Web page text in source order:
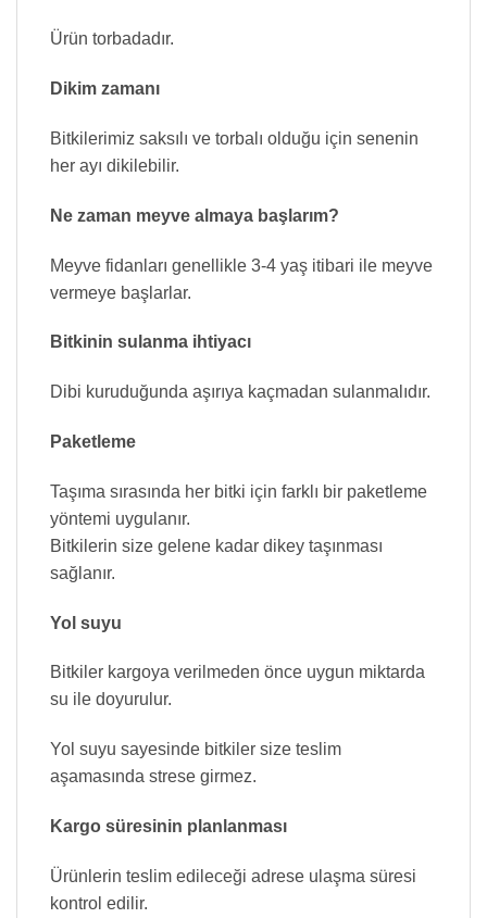
Ürün torbadadır.
Dikim zamanı
Bitkilerimiz saksılı ve torbalı olduğu için senenin
her ayı dikilebilir.
Ne zaman meyve almaya başlarım?
Meyve fidanları genellikle 3-4 yaş itibari ile meyve
vermeye başlarlar.
Bitkinin sulanma ihtiyacı
Dibi kuruduğunda aşırıya kaçmadan sulanmalıdır.
Paketleme
Taşıma sırasında her bitki için farklı bir paketleme
yöntemi uygulanır.
Bitkilerin size gelene kadar dikey taşınması
sağlanır.
Yol suyu
Bitkiler kargoya verilmeden önce uygun miktarda
su ile doyurulur.
Yol suyu sayesinde bitkiler size teslim
aşamasında strese girmez.
Kargo süresinin planlanması
Ürünlerin teslim edileceği adrese ulaşma süresi
kontrol edilir.